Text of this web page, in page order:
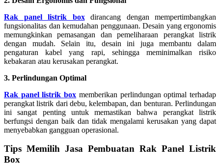
Rak panel listrik boxdirancang dengan mempertimbangkan
fungsionalitas dan kemudahan penggunaan. Desain yang ergonomis
memungkinkan pemasangan dan pemeliharaan perangkat listrik
dengan mudah. Selain itu, desain ini juga membantu dalam
pengaturan kabel yang rapi, sehingga meminimalkan risiko
kebakaran atau kerusakan perangkat.
3. Perlindungan Optimal
Rak panel listrik box memberikan perlindungan optimal terhadap
perangkat listrik dari debu, kelembapan, dan benturan. Perlindungan
ini sangat penting untuk memastikan bahwa perangkat listrik
berfungsi dengan baik dan tidak mengalami kerusakan yang dapat
menyebabkan gangguan operasional.
Tips Memilih Jasa Pembuatan Rak Panel Listrik
Box